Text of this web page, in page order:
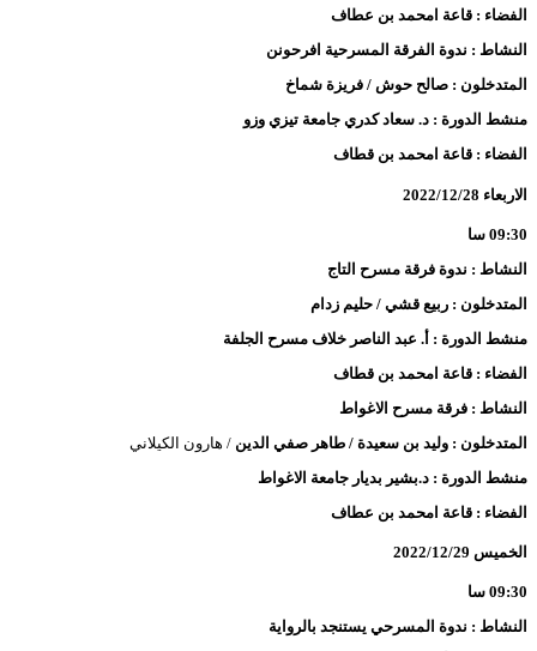
الفضاء : قاعة امحمد بن عطاف
النشاط : ندوة الفرقة المسرحية افرحونن
المتدخلون : صالح حوش / فريزة شماخ
منشط الدورة : د. سعاد كدري جامعة تيزي وزو
الفضاء : قاعة امحمد بن قطاف
الاربعاء 2022/12/28
09:30 سا
النشاط : ندوة فرقة مسرح التاج
المتدخلون : ربيع قشي / حليم زدام
منشط الدورة : أ. عبد الناصر خلاف مسرح الجلفة
الفضاء : قاعة امحمد بن قطاف
النشاط : فرقة مسرح الاغواط
المتدخلون : وليد بن سعيدة / طاهر صفي الدين / هارون الكيلاني
منشط الدورة : د.بشير بديار جامعة الاغواط
الفضاء : قاعة امحمد بن عطاف
الخميس 2022/12/29
09:30 سا
النشاط : ندوة المسرحي يستنجد بالرواية